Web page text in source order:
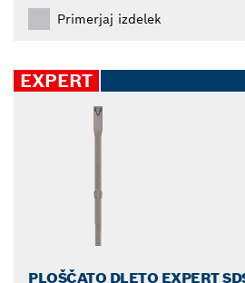
Primerjaj izdelek
EXPERT
PLOŠČATO DLETO EXPERT